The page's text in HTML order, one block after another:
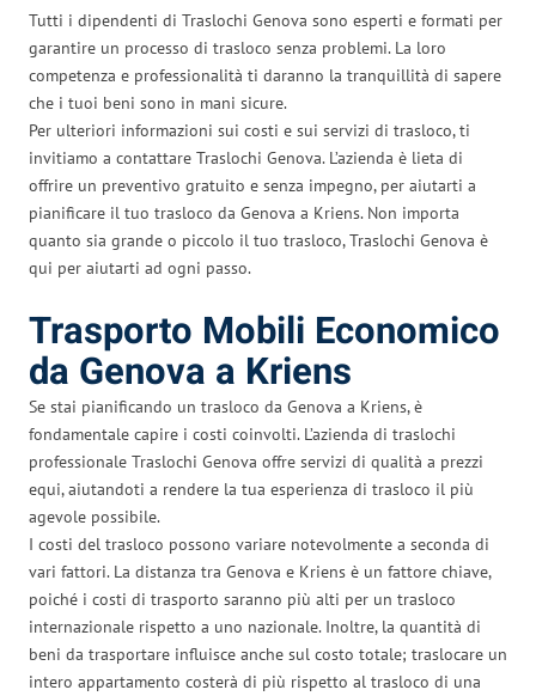
Tutti i dipendenti di Traslochi Genova sono esperti e formati per
garantire un processo di trasloco senza problemi. La loro
competenza e professionalità ti daranno la tranquillità di sapere
che i tuoi beni sono in mani sicure.
Per ulteriori informazioni sui costi e sui servizi di trasloco, ti
invitiamo a contattare Traslochi Genova. L’azienda è lieta di
offrire un preventivo gratuito e senza impegno, per aiutarti a
pianificare il tuo trasloco da Genova a Kriens. Non importa
quanto sia grande o piccolo il tuo trasloco, Traslochi Genova è
qui per aiutarti ad ogni passo.
Trasporto Mobili Economico
da Genova a Kriens
Se stai pianificando un trasloco da Genova a Kriens, è
fondamentale capire i costi coinvolti. L’azienda di traslochi
professionale Traslochi Genova offre servizi di qualità a prezzi
equi, aiutandoti a rendere la tua esperienza di trasloco il più
agevole possibile.
I costi del trasloco possono variare notevolmente a seconda di
vari fattori. La distanza tra Genova e Kriens è un fattore chiave,
poiché i costi di trasporto saranno più alti per un trasloco
internazionale rispetto a uno nazionale. Inoltre, la quantità di
beni da trasportare influisce anche sul costo totale; traslocare un
intero appartamento costerà di più rispetto al trasloco di una